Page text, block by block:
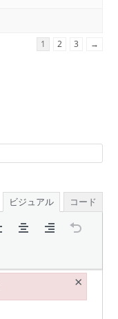
1 2 3 →
ビジュアル コード
×